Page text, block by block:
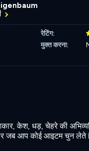
रेटिंग:
मुक्त करना:
केश, धड़, चेहरे की
जब आप कोई आइटम चुन लेते